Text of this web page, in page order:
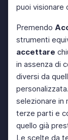
puoi visionare
Premendo
strumenti
accettare
in assenza di
diversi da
selezionare in
terze parti e
quello già
Le scelte da